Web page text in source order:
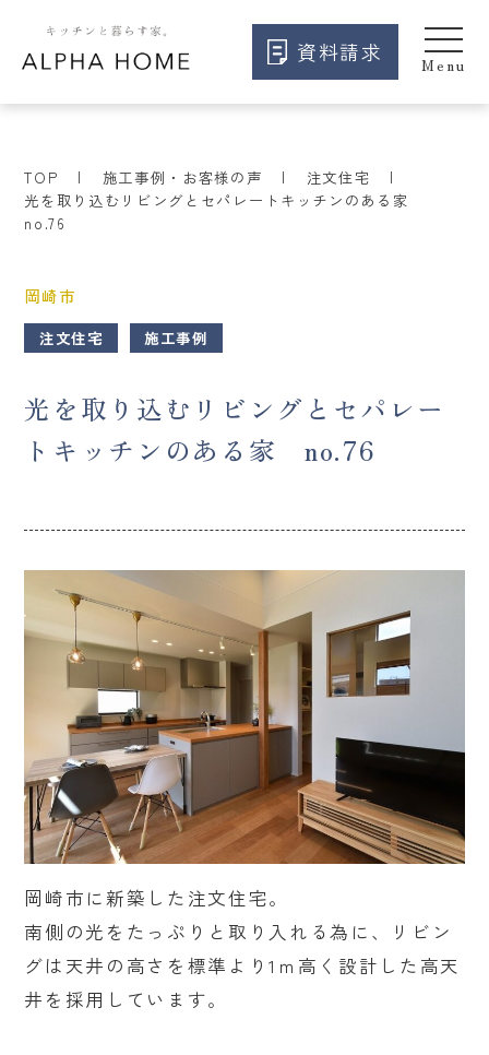
資料請求
TOP 施工事例・お客様の声
注文住宅
光を取り込むリビングとセパレートキッチンのある家
no.76
岡崎市
注文住宅 施工事例
光を取り込むリビングとセパレー
トキッチンのある家 no.76
岡崎市に新築した注文住宅。
南側の光をたっぷりと取り入れる為に、リビン
グは天井の高さを標準より1ｍ高く設計した高天
井を採用しています。